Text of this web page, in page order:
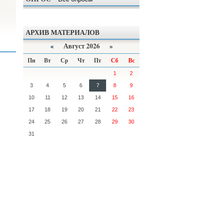
АРХИВ МАТЕРИАЛОВ
«Август 2026 »
Пн Вт Ср Чт Пт Сб Вс
1 2
3 4 5 6 7 8 9
10 11 12 13 14 15 16
17 18 19 20 21 22 23
24 25 26 27 28 29 30
31